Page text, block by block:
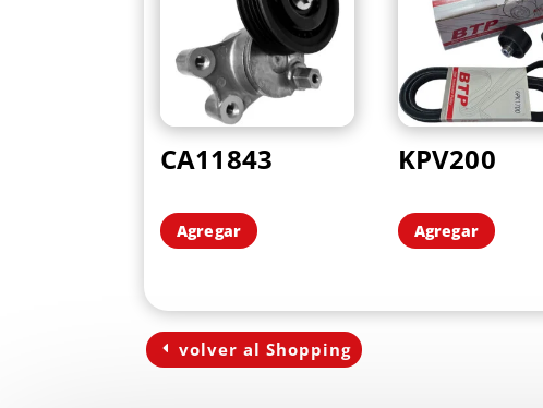
CA11843
Agregar
KPV200
Agregar
volver al Shopping